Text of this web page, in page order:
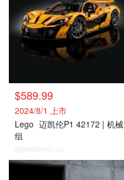
$589.99
2024/8/1 上市
Lego 迈凯伦P1 42172 | 机械
组
@dealmoon.ca